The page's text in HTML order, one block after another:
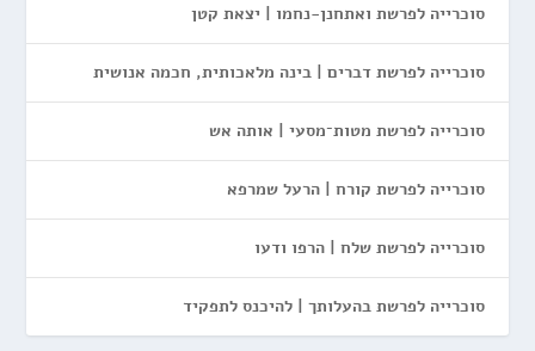
סוכרייה לפרשת ואתחנן-נחמו | יצאת קטן
סוכרייה לפרשת דברים | בינה מלאכותית, חכמה אנושית
סוכרייה לפרשת מטות־מסעי | אותה אש
סוכרייה לפרשת קורח | הרעל שמרפא
סוכרייה לפרשת שלח | הרפו ודעו
סוכרייה לפרשת בהעלותך | להיכנס לתפקיד